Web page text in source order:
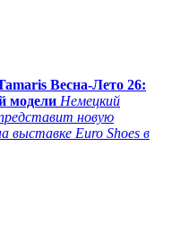
Весна-Лето 26:
модели Немецкий
новую
выставке Euro Shoes в